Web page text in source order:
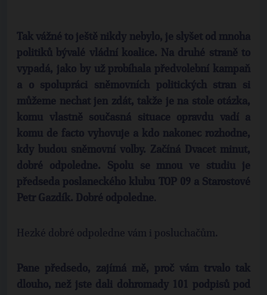
Tak vážné to ještě nikdy nebylo, je slyšet od mnoha
politiků bývalé vládní koalice. Na druhé straně to
vypadá, jako by už probíhala předvolební kampaň
a o spolupráci sněmovních politických stran si
můžeme nechat jen zdát, takže je na stole otázka,
komu vlastně současná situace opravdu vadí a
komu de facto vyhovuje a kdo nakonec rozhodne,
kdy budou sněmovní volby. Začíná Dvacet minut,
dobré odpoledne. Spolu se mnou ve studiu je
předseda poslaneckého klubu TOP 09 a Starostové
Petr Gazdík. Dobré odpoledne.
Hezké dobré odpoledne vám i posluchačům.
Pane předsedo, zajímá mě, proč vám trvalo tak
dlouho, než jste dali dohromady 101 podpisů pod